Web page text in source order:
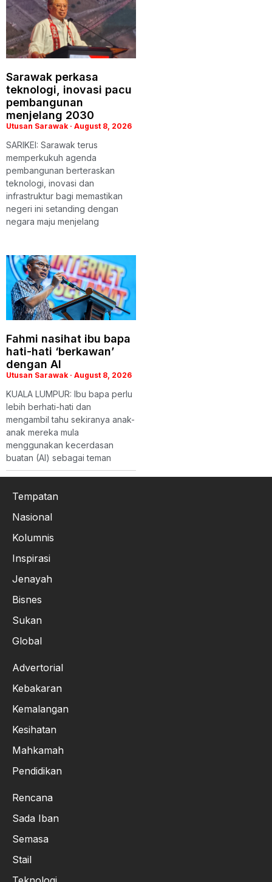
Sarawak perkasa
teknologi, inovasi pacu
pembangunan
menjelang 2030
Utusan Sarawak August 8, 2026
SARIKEI: Sarawak terus
memperkukuh agenda
pembangunan berteraskan
teknologi, inovasi dan
infrastruktur bagi memastikan
negeri ini setanding dengan
negara maju menjelang
Fahmi nasihat ibu bapa
hati-hati ‘berkawan’
dengan AI
Utusan Sarawak August 8, 2026
KUALA LUMPUR: Ibu bapa perlu
lebih berhati-hati dan
mengambil tahu sekiranya anak-
anak mereka mula
menggunakan kecerdasan
buatan (AI) sebagai teman
Tempatan
Nasional
Kolumnis
Inspirasi
Jenayah
Bisnes
Sukan
Global
Advertorial
Kebakaran
Kemalangan
Kesihatan
Mahkamah
Pendidikan
Rencana
Sada Iban
Semasa
Stail